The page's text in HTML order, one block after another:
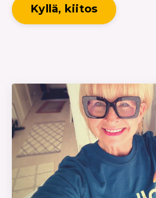
Kyllä, kiitos